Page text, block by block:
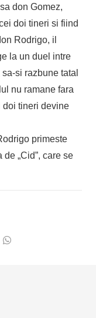
don Gomez,
doi tineri si fiind
Rodrigo, il
la un duel intre
si razbune tatal
nu ramane fara
doi tineri devine
primeste
„Cid”, care se